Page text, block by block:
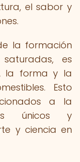
el sabor y
la formación
es
la forma y la
Esto
a la
únicos y
y ciencia en